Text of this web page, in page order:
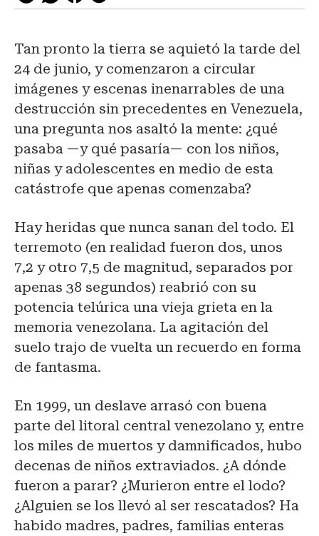
Tan pronto la tierra se aquietó la tarde del
24 de junio, y comenzaron a circular
imágenes y escenas inenarrables de una
destrucción sin precedentes en Venezuela,
una pregunta nos asaltó la mente: ¿qué
pasaba —y qué pasaría— con los niños,
niñas y adolescentes en medio de esta
catástrofe que apenas comenzaba?
Hay heridas que nunca sanan del todo. El
terremoto (en realidad fueron dos, unos
7,2 y otro 7,5 de magnitud, separados por
apenas 38 segundos) reabrió con su
potencia telúrica una vieja grieta en la
memoria venezolana. La agitación del
suelo trajo de vuelta un recuerdo en forma
de fantasma.
En 1999, un deslave arrasó con buena
parte del litoral central venezolano y, entre
los miles de muertos y damnificados, hubo
decenas de niños extraviados. ¿A dónde
fueron a parar? ¿Murieron entre el lodo?
¿Alguien se los llevó al ser rescatados? Ha
habido madres, padres, familias enteras